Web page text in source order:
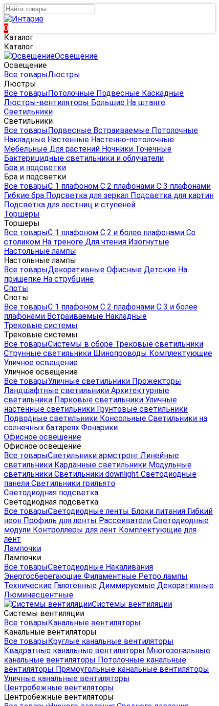
0
Каталог
Каталог
Освещение
Освещение
Все товарыЛюстры
Люстры
Все товарыПотолочные Подвесные Каскадные
Люстры-вентиляторы Большие На штанге
Светильники
Светильники
Все товарыПодвесные Встраиваемые Потолочные
Накладные Настенные Настенно-потолочные
Мебельные Для растений Ночники Точечные
Бактерицидные светильники и облучатели
Бра и подсветки
Бра и подсветки
Все товарыС 1 плафоном С 2 плафонами С 3 плафонами
Гибкие бра Подсветка для зеркал Подсветка для картин
Подсветка для лестниц и ступеней
Торшеры
Торшеры
Все товарыС 1 плафоном С 2 и более плафонами Со
столиком На треноге Для чтения Изогнутые
Настольные лампы
Настольные лампы
Все товарыДекоративные Офисные Детские На
прищепке На струбцине
Споты
Споты
Все товарыС 1 плафоном С 2 плафонами С 3 и более
плафонами Встраиваемые Накладные
Трековые системы
Трековые системы
Все товарыСистемы в сборе Трековые светильники
Струнные светильники Шинопроводы Комплектующие
Уличное освещение
Уличное освещение
Все товарыУличные светильники Прожекторы
Ландшафтные светильники Архитектурные
светильники Парковые светильники Уличные
настенные светильники Грунтовые светильники
Подводные светильники Консольные Светильники на
солнечных батареях Фонарики
Офисное освещение
Офисное освещение
Все товарыСветильники армстронг Линейные
светильники Карданные светильники Модульные
светильники Светильники downlight Светодиодные
панели Светильники грильято
Светодиодная подсветка
Светодиодная подсветка
Все товарыСветодиодные ленты Блоки питания Гибкий
неон Профиль для ленты Рассеиватели Светодиодные
модули Контроллеры для лент Комплектующие для
лент
Лампочки
Лампочки
Все товарыСветодиодные Накаливания
Энергосберегающие Филаментные Ретро лампы
Технические Галогенные Диммируемые Декоративные
Люминесцентные
Системы вентиляции
Системы вентиляции
Все товарыКанальные вентиляторы
Канальные вентиляторы
Все товарыКруглые канальные вентиляторы
Квадратные канальные вентиляторы Многозональные
канальные вентиляторы Потолочные канальные
вентиляторы Прямоугольные канальные вентиляторы
Уличные канальные вентиляторы
Центробежные вентиляторы
Центробежные вентиляторы